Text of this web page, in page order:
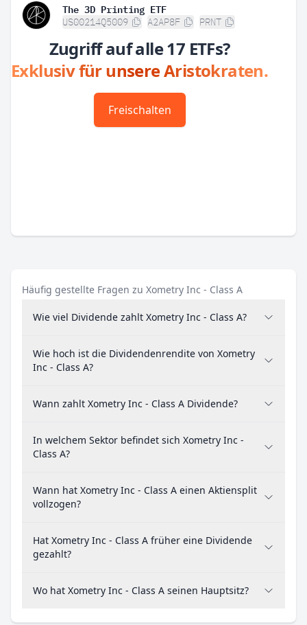
The 3D Printing ETF
US00214Q5009 A2AP8F PRNT
Zugriff auf alle 17 ETFs?
Exklusiv für unsere Aristokraten.
Freischalten
Häufig gestellte Fragen zu Xometry Inc - Class A
Wie viel Dividende zahlt Xometry Inc - Class A?
Wie hoch ist die Dividendenrendite von Xometry
Inc - Class A?
Wann zahlt Xometry Inc - Class A Dividende?
In welchem Sektor befindet sich Xometry Inc -
Class A?
Wann hat Xometry Inc - Class A einen Aktiensplit
vollzogen?
Hat Xometry Inc - Class A früher eine Dividende
gezahlt?
Wo hat Xometry Inc - Class A seinen Hauptsitz?